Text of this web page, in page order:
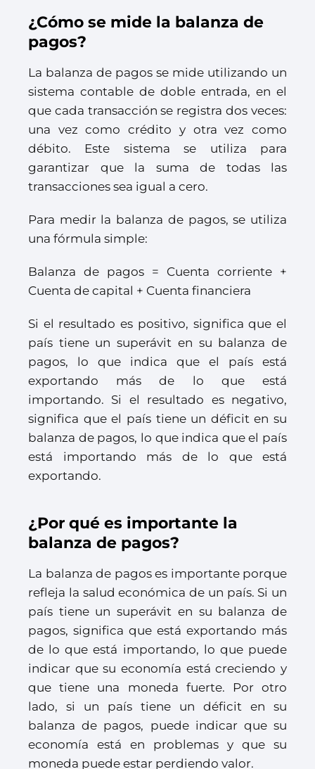
¿Cómo se mide la balanza de
pagos?
La balanza de pagos se mide utilizando un
sistema contable de doble entrada, en el
que cada transacción se registra dos veces:
una vez como crédito y otra vez como
débito. Este sistema se utiliza para
garantizar que la suma de todas las
transacciones sea igual a cero.
Para medir la balanza de pagos, se utiliza
una fórmula simple:
Balanza de pagos = Cuenta corriente +
Cuenta de capital + Cuenta financiera
Si el resultado es positivo, significa que el
país tiene un superávit en su balanza de
pagos, lo que indica que el país está
exportando más de lo que está
importando. Si el resultado es negativo,
significa que el país tiene un déficit en su
balanza de pagos, lo que indica que el país
está importando más de lo que está
exportando.
¿Por qué es importante la
balanza de pagos?
La balanza de pagos es importante porque
refleja la salud económica de un país. Si un
país tiene un superávit en su balanza de
pagos, significa que está exportando más
de lo que está importando, lo que puede
indicar que su economía está creciendo y
que tiene una moneda fuerte. Por otro
lado, si un país tiene un déficit en su
balanza de pagos, puede indicar que su
economía está en problemas y que su
moneda puede estar perdiendo valor.